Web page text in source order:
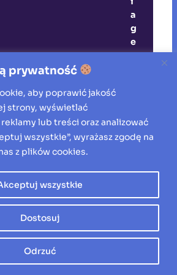
prywatność
aby poprawić jakość
strony, wyświetlać
lub treści oraz analizować
wszystkie”, wyrażasz zgodę na
z plików cookies.
Dostosuj
Odrzuć
wszystkie
a
g
e
o
n
i
s
k